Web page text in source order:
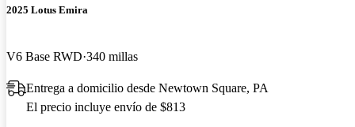
2025 Lotus Emira
V6 Base RWD 340 millas
Entrega a domicilio desde Newtown Square, PA
El precio incluye envío de $813